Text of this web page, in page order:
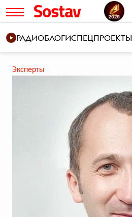
РАДИОБЛОГИСПЕЦПРОЕКТЫ
Эксперты